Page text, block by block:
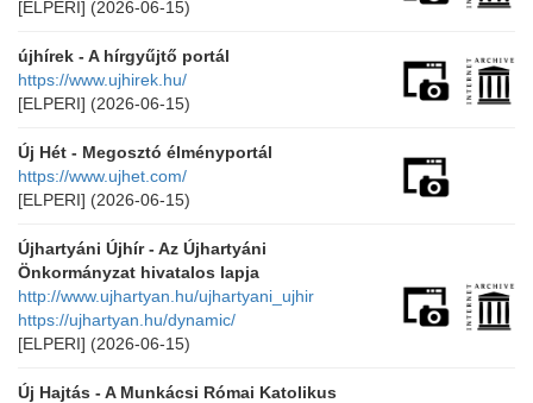
[ELPERI] (2026-06-15)
újhírek - A hírgyűjtő portál
https://www.ujhirek.hu/
[ELPERI] (2026-06-15)
Új Hét - Megosztó élményportál
https://www.ujhet.com/
[ELPERI] (2026-06-15)
Újhartyáni Újhír - Az Újhartyáni
Önkormányzat hivatalos lapja
http://www.ujhartyan.hu/ujhartyani_ujhir
https://ujhartyan.hu/dynamic/
[ELPERI] (2026-06-15)
Új Hajtás - A Munkácsi Római Katolikus